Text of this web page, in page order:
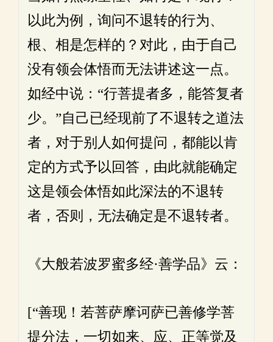
以此为例，询问不退转的行为、
根、相是怎样的？对此，由于自己
没有领会体悟而无法讲述这一点。
如经中说：“行菩提者多，能答复者
少。”自己已经现前了不退转之道法
者，对于别人如何提问，都能以肯
定的方式予以回答，由此就能确定
这是领会体悟如此深法的不退转
者，否则，无法确定是不退转者。
《大般若波罗蜜多经·善学品》云：
[“善现！若菩萨摩诃萨已善修学菩
提分法，一切如来、应、正等觉及